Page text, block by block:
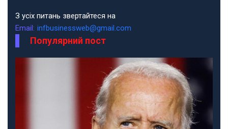
З усіх питань звертайтеся на
Email: infbusinessweb@gmail.com
Популярний пост